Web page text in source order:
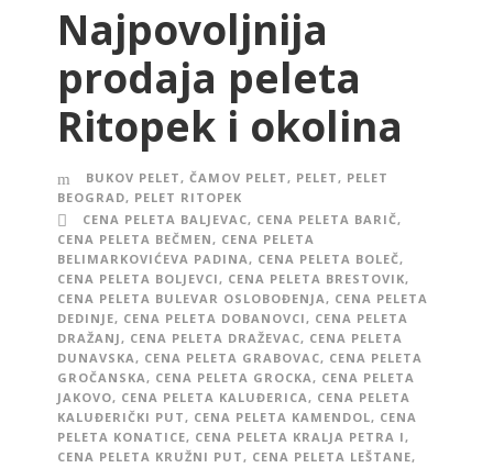
Najpovoljnija
prodaja peleta
Ritopek i okolina
BUKOV PELET, ČAMOV PELET, PELET, PELET
BEOGRAD, PELET RITOPEK
CENA PELETA BALJEVAC, CENA PELETA BARIČ,
CENA PELETA BEČMEN, CENA PELETA
BELIMARKOVIĆEVA PADINA, CENA PELETA BOLEČ,
CENA PELETA BOLJEVCI, CENA PELETA BRESTOVIK,
CENA PELETA BULEVAR OSLOBOĐENJA, CENA PELETA
DEDINJE, CENA PELETA DOBANOVCI, CENA PELETA
DRAŽANJ, CENA PELETA DRAŽEVAC, CENA PELETA
DUNAVSKA, CENA PELETA GRABOVAC, CENA PELETA
GROČANSKA, CENA PELETA GROCKA, CENA PELETA
JAKOVO, CENA PELETA KALUĐERICA, CENA PELETA
KALUĐERIČKI PUT, CENA PELETA KAMENDOL, CENA
PELETA KONATICE, CENA PELETA KRALJA PETRA I,
CENA PELETA KRUŽNI PUT, CENA PELETA LEŠTANE,